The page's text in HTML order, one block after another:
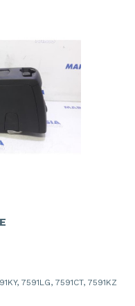
7591LG, 7591CT, 7591KZ